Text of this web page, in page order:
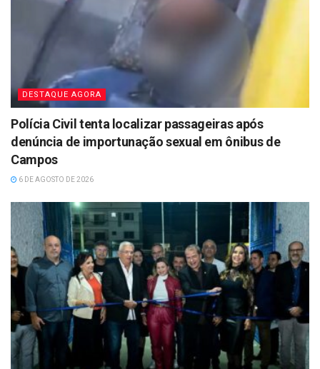
DESTAQUE AGORA
Polícia Civil tenta localizar passageiras após
denúncia de importunação sexual em ônibus de
Campos
6 DE AGOSTO DE 2026